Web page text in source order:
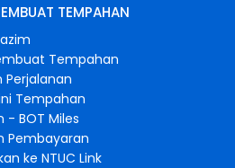
TEMPAHAN
Tempahan
Perjalanan
Tempahan
- BOT Miles
Pembayaran
ke NTUC Link